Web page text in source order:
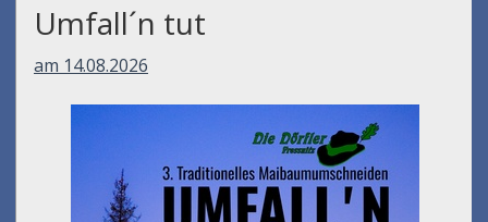
Umfall´n tut
am 14.08.2026